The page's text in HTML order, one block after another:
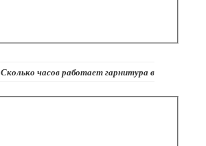
Сколько часов работает гарнитура в